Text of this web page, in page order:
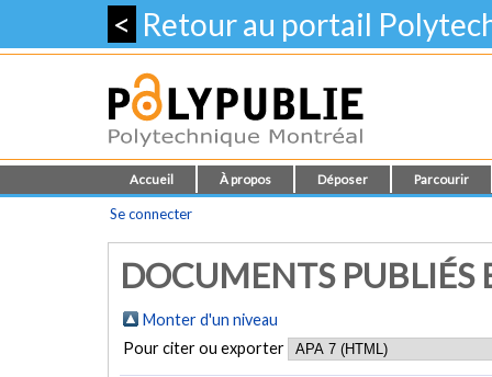
< Retour au portail
Accueil À propos Déposer Parcourir
Se connecter
DOCUMENTS PUBLIÉS
Monter d'un niveau
Pour citer ou exporter